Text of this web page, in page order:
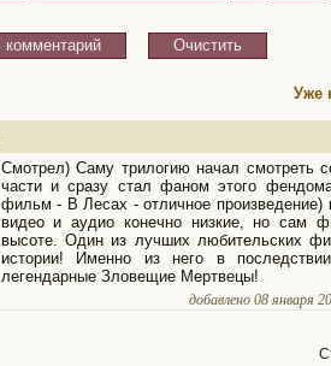
Уже
Смотрел) Саму трилогию начал смотреть
части и сразу стал фаном этого
фильм - В Лесах - отличное произведение)
видео и аудио конечно низкие, но сам
высоте. Один из лучших любительских
истории! Именно из него в
легендарные Зловещие Мертвецы!
добавлено 08 января